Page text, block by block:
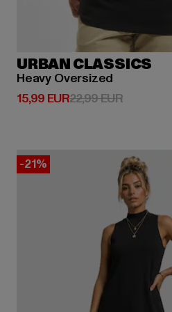
URBAN CLASSICS
Heavy Oversized
15,99 EUR
Derzeitiger Preis: 15,99 EUR
22,99 EUR
-21%